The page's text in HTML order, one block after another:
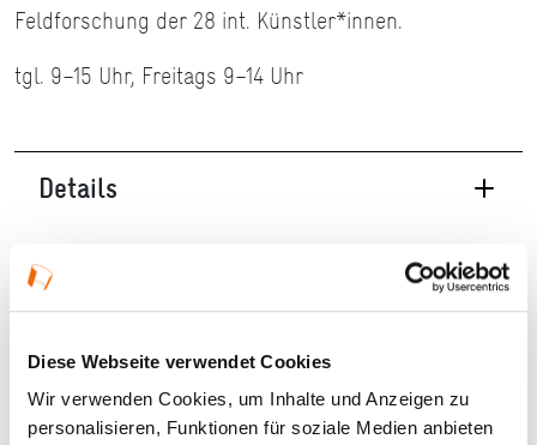
Diese Webseite verwendet Cookies
Wir verwenden Cookies, um Inhalte und Anzeigen zu
personalisieren, Funktionen für soziale Medien anbieten
Feldforschung der 28 int. Künstler*innen.
tgl. 9–15 Uhr, Freitags 9–14 Uhr
Details
29.09.2025, 09:00 Uhr — 17.09.2025 in Darmstadt
Veranstaltungstyp:Ausstellung
Kosten und Anmeldung